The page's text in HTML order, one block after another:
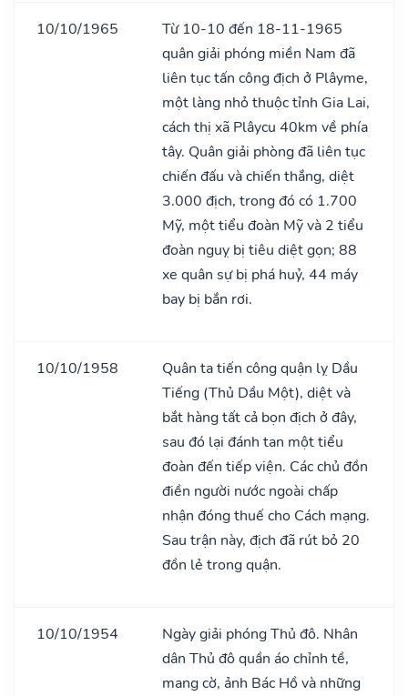
10/10/1965
Từ 10-10 đến 18-11-1965
quân giải phóng miền Nam đã
liên tục tấn công địch ở Plâyme,
một làng nhỏ thuộc tỉnh Gia Lai,
cách thị xã Plâycu 40km về phía
tây. Quân giải phòng đã liên tục
chiến đấu và chiến thắng, diệt
3.000 địch, trong đó có 1.700
Mỹ, một tiểu đoàn Mỹ và 2 tiểu
đoàn nguỵ bị tiêu diệt gọn; 88
xe quân sự bị phá huỷ, 44 máy
bay bị bắn rơi.
10/10/1958
Quân ta tiến công quận lỵ Dầu
Tiếng (Thủ Dầu Một), diệt và
bắt hàng tất cả bọn địch ở đây,
sau đó lại đánh tan một tiểu
đoàn đến tiếp viện. Các chủ đồn
điền người nước ngoài chấp
nhận đóng thuế cho Cách mạng.
Sau trận này, địch đã rút bỏ 20
đồn lẻ trong quận.
10/10/1954
Ngày giải phóng Thủ đô. Nhân
dân Thủ đô quần áo chỉnh tề,
mang cờ, ảnh Bác Hồ và những